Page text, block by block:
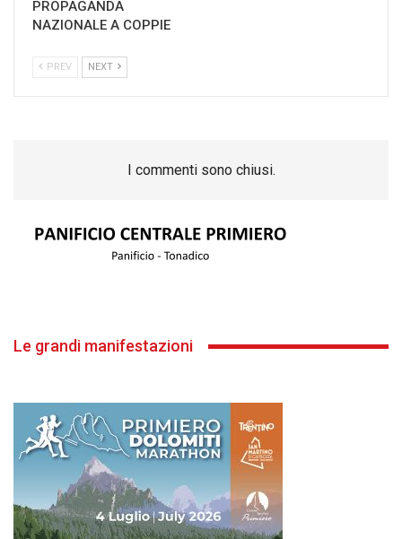
PROPAGANDA
NAZIONALE A COPPIE
PREV NEXT
I commenti sono chiusi.
Le grandi manifestazioni